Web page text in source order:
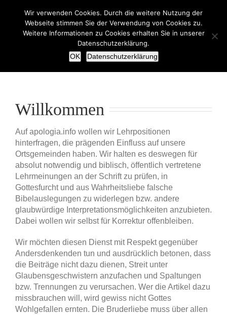
springen
Willkommen
Auf apologia.info wollen wir Lehrpositionen
hinterfragen, die prägenden Einfluss auf unsere
Ortsgemeinden haben. Wir halten es deswegen für
absolut notwendig und biblisch, öffentlich vertretene
Lehrmeinungen an der Schrift zu prüfen, in
Gottesfurcht und aus Wahrheitsliebe falsche
Bibelauslegungen zu widerlegen bzw. andere
glaubwürdige Interpretationsmöglichkeiten anzubieten.
Dabei wollen wir selbst für Korrektur offenbleiben.
Wir möchten diesen Dienst mit Respekt gegenüber
Andersdenkenden tun und ausdrücklich betonen, dass
die Beiträge nicht dazu dienen, Streit unter
Glaubensgeschwistern anzufachen und Spaltungen
bzw. Trennungen zu verursachen. Wer die Artikel dazu
missbrauchen will, wird gewiss nicht Gottes
Wohlgefallen ernten. Die Bruderliebe muss über allen
Wir verwenden Cookies. Durch die weitere Nutzung der
Webseite stimmen Sie der Verwendung von Cookies zu.
Weitere Informationen zu Cookies erhalten Sie in unserer
Datenschutzerklärung.
OK
Datenschutzerklärung